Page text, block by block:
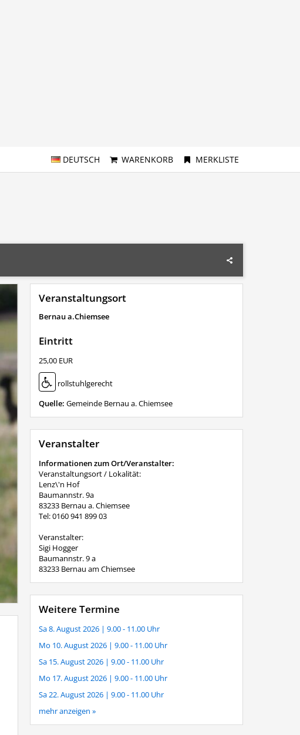
DEUTSCH WARENKORB MERKLISTE
Veranstaltungsort
Bernau a.Chiemsee
Eintritt
25,00 EUR
rollstuhlgerecht
Quelle: Gemeinde Bernau a. Chiemsee
Veranstalter
Informationen zum Ort/Veranstalter:
Veranstaltungsort / Lokalität:
Lenz\'n Hof
Baumannstr. 9a
83233 Bernau a. Chiemsee
Tel: 0160 941 899 03
Veranstalter:
Sigi Hogger
Baumannstr. 9 a
83233 Bernau am Chiemsee
Weitere Termine
Sa 8. August 2026 | 9.00 - 11.00 Uhr
Mo 10. August 2026 | 9.00 - 11.00 Uhr
Sa 15. August 2026 | 9.00 - 11.00 Uhr
Mo 17. August 2026 | 9.00 - 11.00 Uhr
Sa 22. August 2026 | 9.00 - 11.00 Uhr
mehr anzeigen »